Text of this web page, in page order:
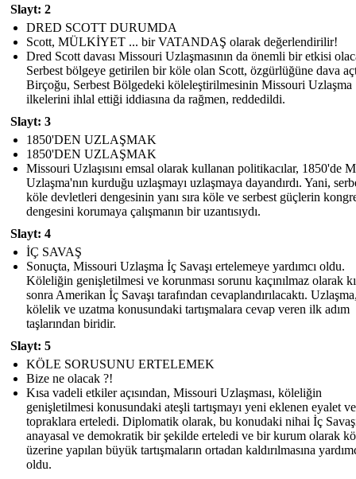
Slayt: 2
DRED SCOTT DURUMDA
Scott, MÜLKİYET ... bir VATANDAŞ olarak değerlendirilir!
Dred Scott davası Missouri Uzlaşmasının da önemli bir etkisi
Serbest bölgeye getirilen bir köle olan Scott, özgürlüğüne dava
Birçoğu, Serbest Bölgedeki köleleştirilmesinin Missouri Uzlaşma
ilkelerini ihlal ettiği iddiasına da rağmen, reddedildi.
Slayt: 3
1850'DEN UZLAŞMAK
1850'DEN UZLAŞMAK
Missouri Uzlaşısını emsal olarak kullanan politikacılar, 1850'de
Uzlaşma'nın kurduğu uzlaşmayı uzlaşmaya dayandırdı. Yani,
köle devletleri dengesinin yanı sıra köle ve serbest güçlerin
dengesini korumaya çalışmanın bir uzantısıydı.
Slayt: 4
İÇ SAVAŞ
Sonuçta, Missouri Uzlaşma İç Savaşı ertelemeye yardımcı oldu.
Köleliğin genişletilmesi ve korunması sorunu kaçınılmaz olarak
sonra Amerikan İç Savaşı tarafından cevaplandırılacaktı.
kölelik ve uzatma konusundaki tartışmalara cevap veren ilk adım
taşlarından biridir.
Slayt: 5
KÖLE SORUSUNU ERTELEMEK
Bize ne olacak ?!
Kısa vadeli etkiler açısından, Missouri Uzlaşması, köleliğin
genişletilmesi konusundaki ateşli tartışmayı yeni eklenen eyalet ve
topraklara erteledi. Diplomatik olarak, bu konudaki nihai İç
anayasal ve demokratik bir şekilde erteledi ve bir kurum olarak
üzerine yapılan büyük tartışmaların ortadan kaldırılmasına
oldu.